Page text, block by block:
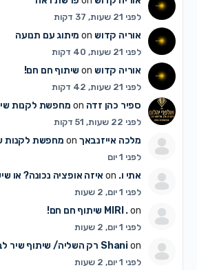
לפני 21 שעות, 37 דקות
אוריה קדושon מיתוג עם תנועה
לפני 21 שעות, 40 דקות
אוריה קדושon שיתוף חם חם!
לפני 21 שעות, 42 דקות
ספיר כהן זדהon מחפשת לקנות
לפני 22 שעות, 51 דקות
מלכה אייזנבאךon מחפשת לקנות
לפני 1 יום
אתי ו.on איזה אופציה נכונה? או
לפני 1 יום, 2 שעות
MIRI .on שיתוף חם חם!
לפני 1 יום, 2 שעות
Shanion רק השליה/ שיתוף שיר
לפני 1 יום, 2 שעות